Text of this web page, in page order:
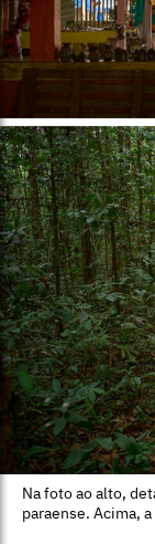
Na foto ao alto,
paraense. Acima,